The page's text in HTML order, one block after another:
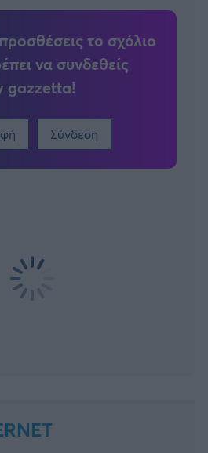
το σχόλιο
να συνδεθείς
gazzetta!
Σύνδεση